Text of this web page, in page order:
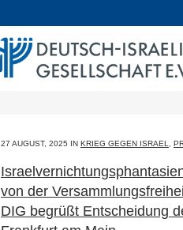
27 AUGUST, 2025 IN KRIEG GEGEN ISRAEL
von der
DIG begrüßt Entscheidung